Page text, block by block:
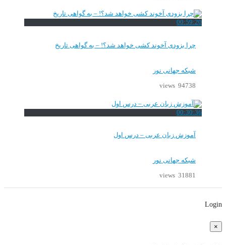
00:59:20
چرا بزودی آخوند کشی خواهد شد؟! – به گواهی تاریخ
شبکه جهانی نور
94738 views
00:30:36
آموزش زبان عربی – درس اول
شبکه جهانی نور
31881 views
Login
×